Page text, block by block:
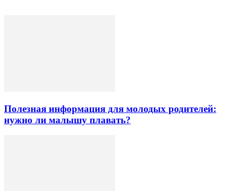
Полезная информация для молодых родителей:
нужно ли малышу плавать?